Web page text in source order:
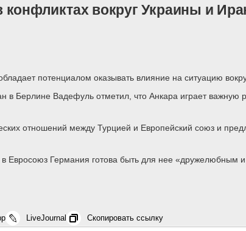
вокруг Украины и
потенциалом оказывать влияние на ситуацию
Берлине Вадефуль отметил, что Анкара играет важную
отношений между Турцией и Европейский союз и
Евросоюз Германия готова быть для нее
LiveJournal Скопировать ссылку